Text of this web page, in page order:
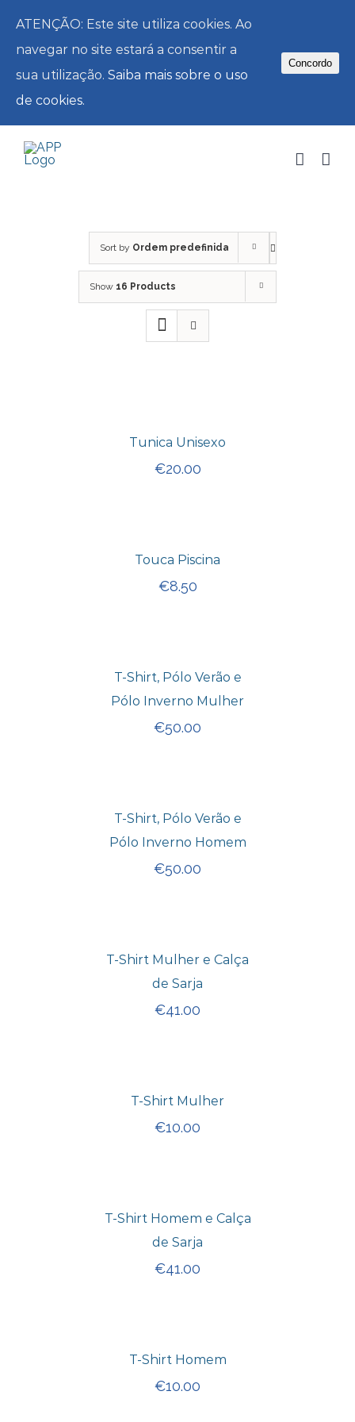
Sort by Ordem predefinida
Show 16 Products
Tunica Unisexo
€20.00
Touca Piscina
€8.50
T-Shirt, Pólo Verão e
Pólo Inverno Mulher
€50.00
T-Shirt, Pólo Verão e
Pólo Inverno Homem
€50.00
T-Shirt Mulher e Calça
de Sarja
€41.00
T-Shirt Mulher
€10.00
T-Shirt Homem e Calça
de Sarja
€41.00
T-Shirt Homem
€10.00
ATENÇÃO: Este site utiliza cookies. Ao
navegar no site estará a consentir a
sua utilização. Saiba mais sobre o uso
de cookies.
Concordo